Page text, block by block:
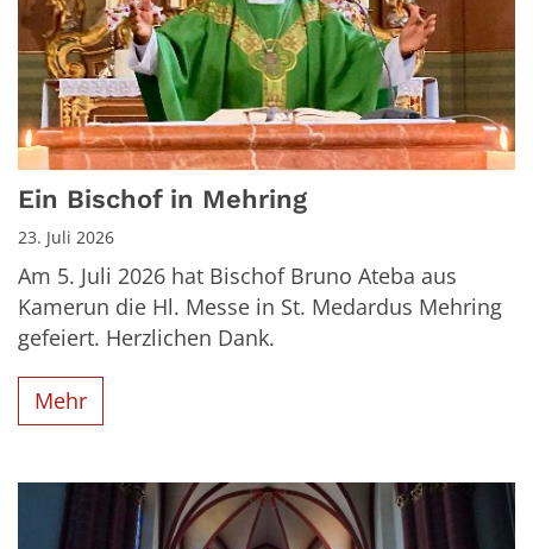
Ein Bischof in Mehring
23. Juli 2026
Am 5. Juli 2026 hat Bischof Bruno Ateba aus
Kamerun die Hl. Messe in St. Medardus Mehring
gefeiert. Herzlichen Dank.
Mehr